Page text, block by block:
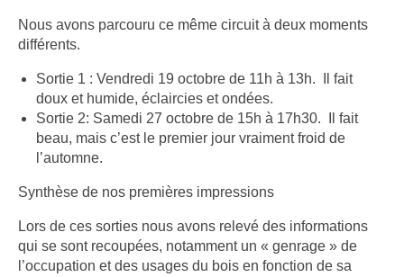
Nous avons parcouru ce même circuit à deux moments
différents.
Sortie 1 : Vendredi 19 octobre de 11h à 13h. Il fait
doux et humide, éclaircies et ondées.
Sortie 2: Samedi 27 octobre de 15h à 17h30. Il fait
beau, mais c’est le premier jour vraiment froid de
l’automne.
Synthèse de nos premières impressions
Lors de ces sorties nous avons relevé des informations
qui se sont recoupées, notamment un « genrage » de
l’occupation et des usages du bois en fonction de sa